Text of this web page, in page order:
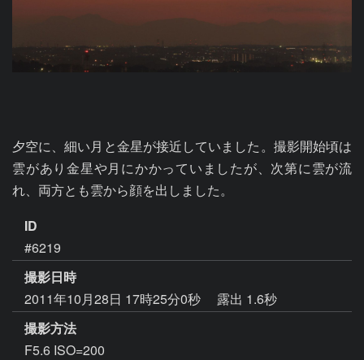
夕空に、細い月と金星が接近していました。撮影開始頃は
雲があり金星や月にかかっていましたが、次第に雲が流
れ、両方とも雲から顔を出しました。
ID
#6219
撮影日時
2011年10月28日 17時25分0秒
露出 1.6秒
撮影方法
F5.6 ISO=200